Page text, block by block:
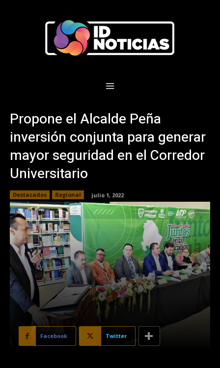
Propone el Alcalde Peña
inversión conjunta para generar
mayor seguridad en el Corredor
Universitario
Destacados Regional julio 1, 2022
Facebook Twitter